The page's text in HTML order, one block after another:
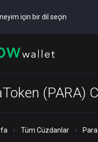
için bir dil seçin
(PARA)
Tüm Cüzdanlar